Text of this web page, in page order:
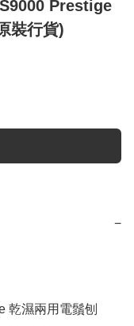
Prestige
裝行貨)
−
乾濕兩用電鬚刨